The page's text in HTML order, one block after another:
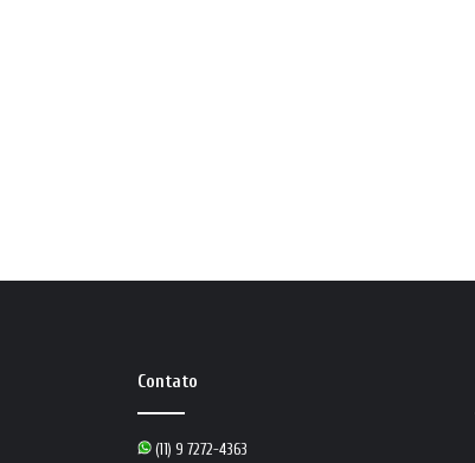
Contato
(11) 9 7272-4363